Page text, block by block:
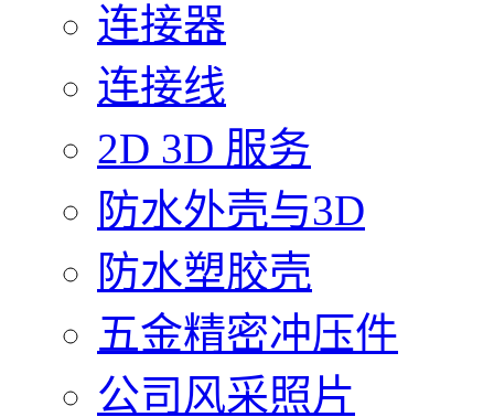
连接器
连接线
2D 3D 服务
防水外壳与3D
防水塑胶壳
五金精密冲压件
公司风采照片